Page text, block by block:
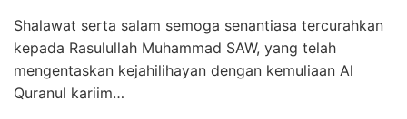
Shalawat serta salam semoga senantiasa tercurahkan
kepada Rasulullah Muhammad SAW, yang telah
mengentaskan kejahilihayan dengan kemuliaan Al
Quranul kariim…